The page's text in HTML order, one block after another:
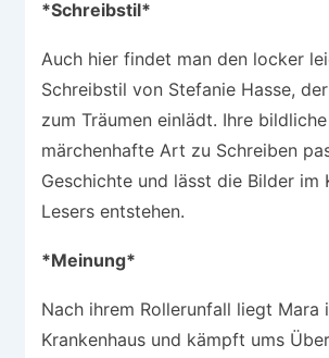
*Schreibstil*
Auch hier findet man den locker
Schreibstil von Stefanie Hasse,
zum Träumen einlädt. Ihre
märchenhafte Art zu Schreiben
Geschichte und lässt die Bilder im
Lesers entstehen.
*Meinung*
Nach ihrem Rollerunfall liegt Mara
Krankenhaus und kämpft ums